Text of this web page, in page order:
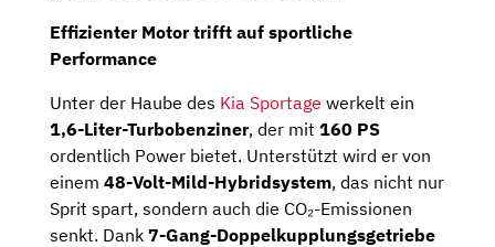
Effizienter Motor trifft auf sportliche
Performance
Unter der Haube des Kia Sportage werkelt ein
1,6-Liter-Turbobenziner, der mit 160 PS
ordentlich Power bietet. Unterstützt wird er von
einem 48-Volt-Mild-Hybridsystem, das nicht nur
Sprit spart, sondern auch die CO₂-Emissionen
senkt. Dank 7-Gang-Doppelkupplungsgetriebe